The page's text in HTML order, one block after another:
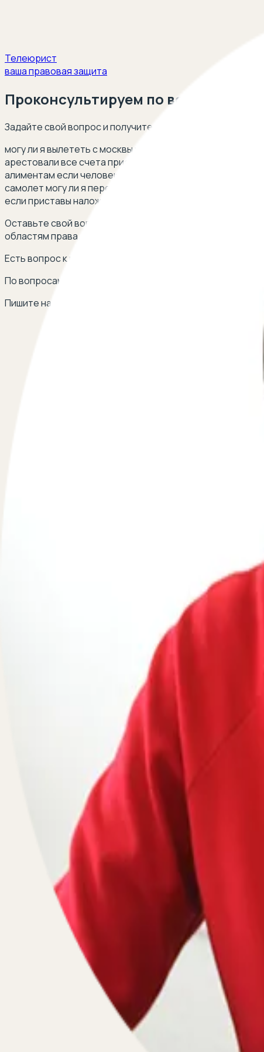
Телеюрист
ваша правовая защита
Проконсультируем по
Задайте свой вопрос и получите ответ опытного
могу ли я вылететь с москвы в минск имея
арестовали все счета приставы можно ли летать по
алиментам если человек в розыске можно ли уехать в
самолет могу ли я передвигаться по россии с долгом
если приставы наложили арест на банковские карты
Оставьте свой вопрос через форму чата внизу
областям права. Ниже список некоторых вопросов и
Есть вопрос к юристу? Оставьте свой телефон,
По вопросам сотрудничества
Пишите на